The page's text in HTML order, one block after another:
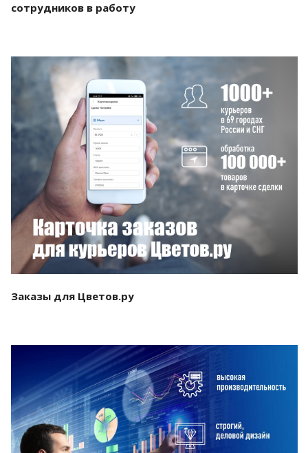
сотрудников в работу
Смотреть проект
Заказы для Цветов.ру